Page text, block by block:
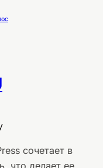
сочетает в